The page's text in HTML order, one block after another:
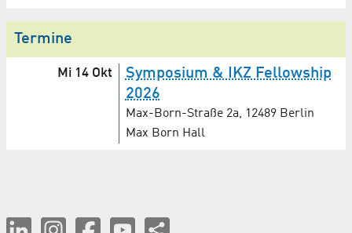
Termine
Mi 14 Okt
Symposium & IKZ Fellowship
2026
Max-Born-Straße 2a, 12489 Berlin
Max Born Hall